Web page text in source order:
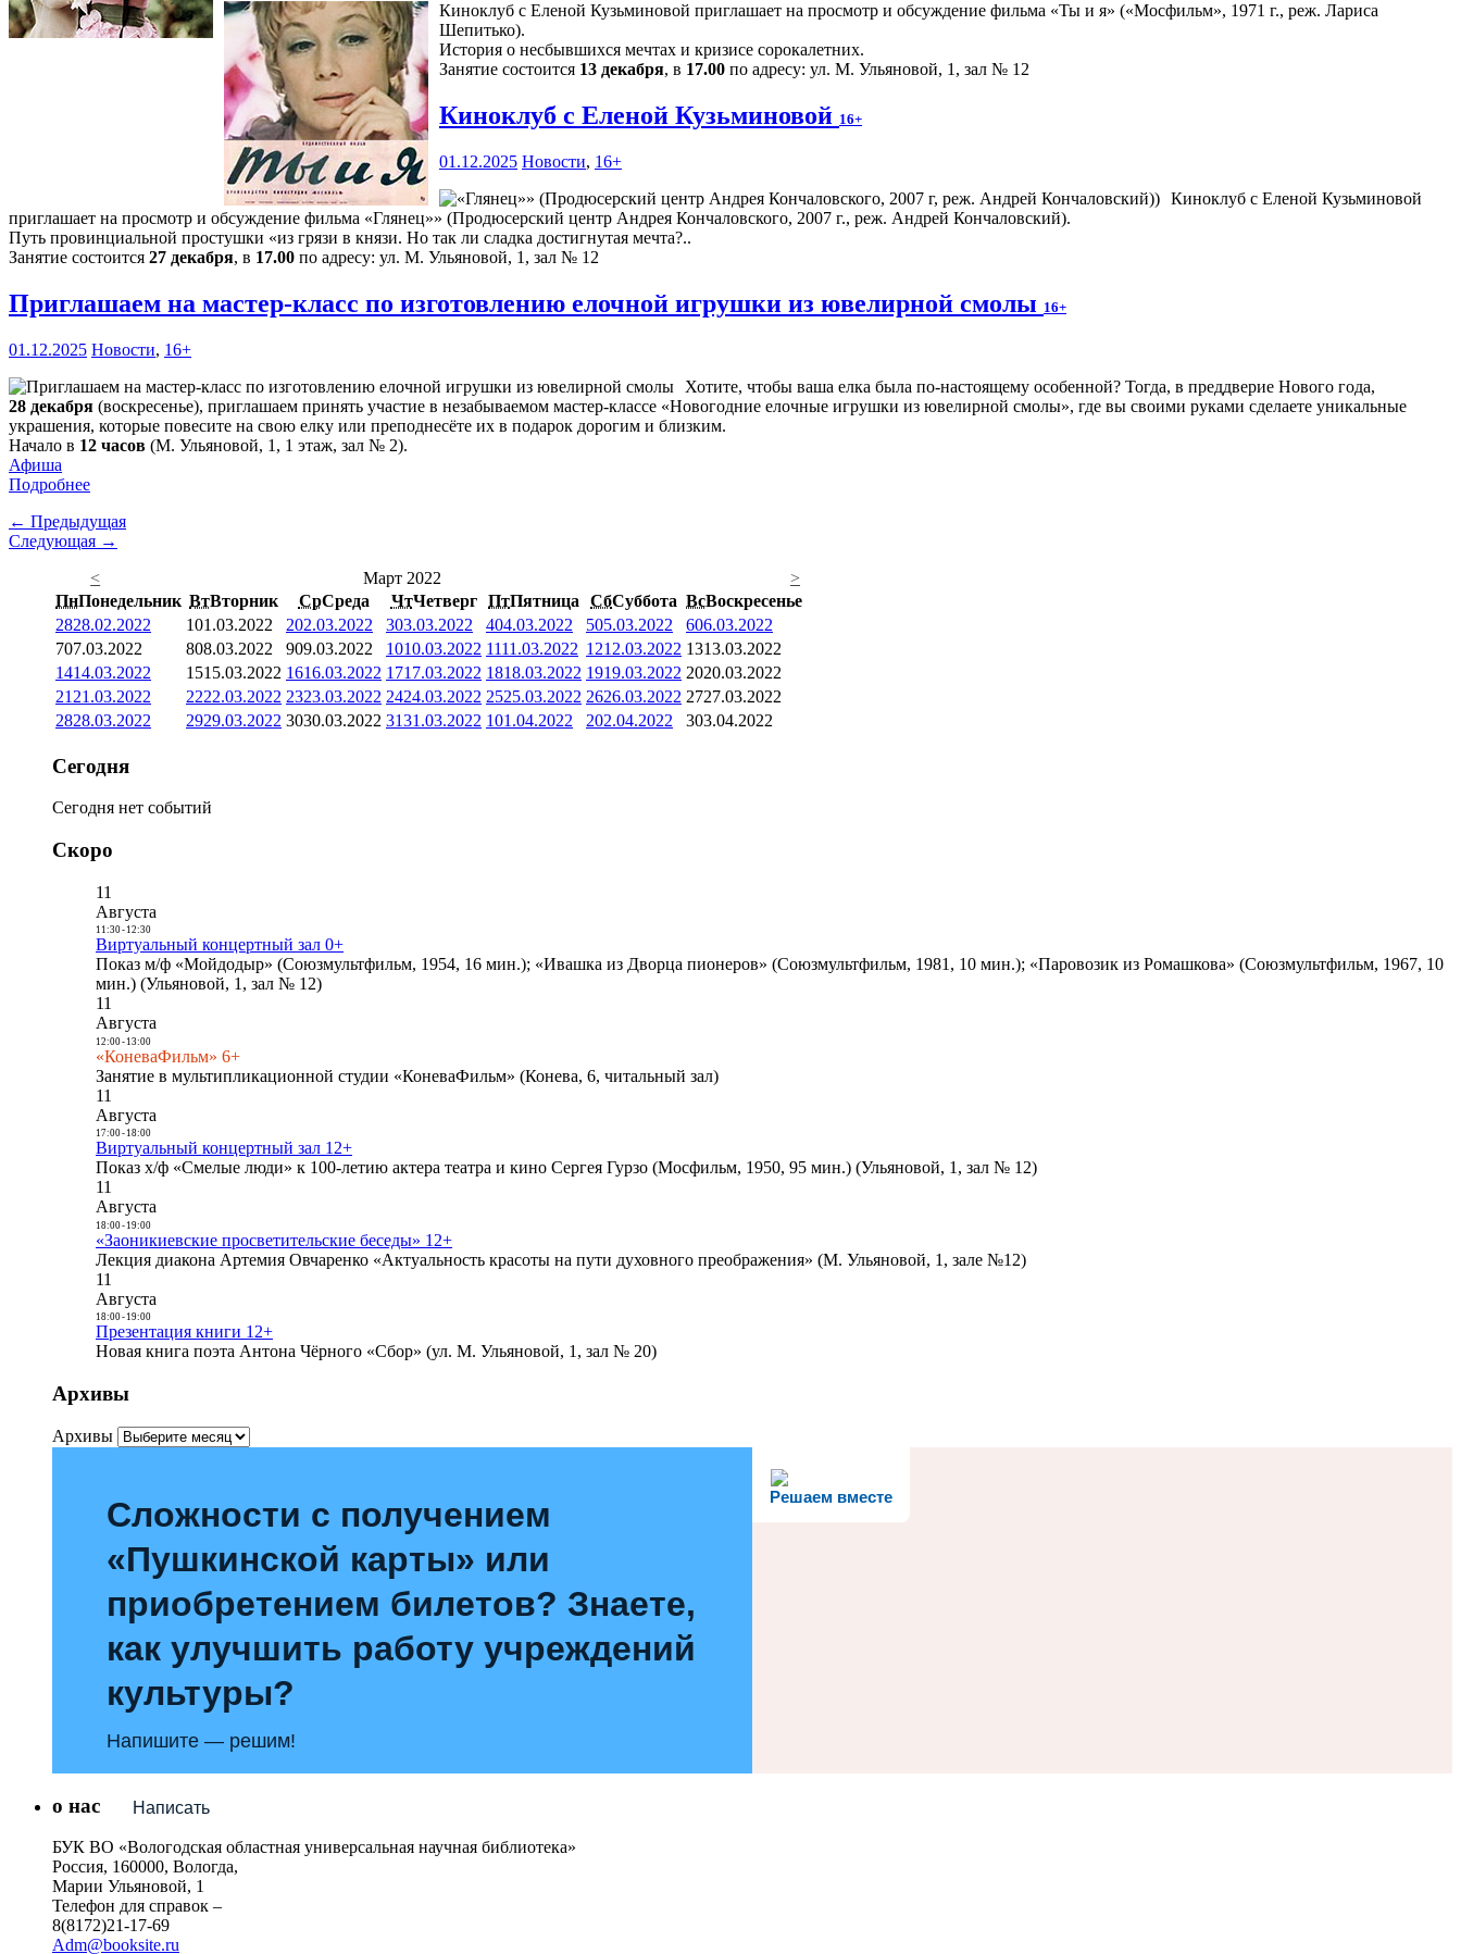
Киноклуб с Еленой Кузьминовой приглашает на просмотр и обсуждение фильма «Ты и я» («Мосфильм», 1971 г., реж. Лариса
Шепитько).
История о несбывшихся мечтах и кризисе сорокалетних.
Занятие состоится 13 декабря, в 17.00 по адресу: ул. М. Ульяновой, 1, зал № 12
Киноклуб с Еленой Кузьминовой 16+
01.12.2025 Новости, 16+
Киноклуб с Еленой Кузьминовой
приглашает на просмотр и обсуждение фильма «Глянец»» (Продюсерский центр Андрея Кончаловского, 2007 г., реж. Андрей Кончаловский).
Путь провинциальной простушки «из грязи в князи. Но так ли сладка достигнутая мечта?..
Занятие состоится 27 декабря, в 17.00 по адресу: ул. М. Ульяновой, 1, зал № 12
Приглашаем на мастер-класс по изготовлению елочной игрушки из ювелирной смолы 16+
01.12.2025 Новости, 16+
Хотите, чтобы ваша елка была по-настоящему особенной? Тогда, в преддверие Нового года,
28 декабря (воскресенье), приглашаем принять участие в незабываемом мастер-классе «Новогодние елочные игрушки из ювелирной смолы», где вы своими руками сделаете уникальные
украшения, которые повесите на свою елку или преподнесёте их в подарок дорогим и близким.
Начало в 12 часов (М. Ульяновой, 1, 1 этаж, зал № 2).
Афиша
Подробнее
← Предыдущая
Следующая →
<
Март 2022
>
ПнПонедельник ВтВторник СрСреда ЧтЧетверг ПтПятница СбСуббота ВсВоскресенье
2828.02.2022 101.03.2022 202.03.2022 303.03.2022 404.03.2022 505.03.2022 606.03.2022
707.03.2022 808.03.2022 909.03.2022 1010.03.2022 1111.03.2022 1212.03.2022 1313.03.2022
1414.03.2022 1515.03.2022 1616.03.2022 1717.03.2022 1818.03.2022 1919.03.2022 2020.03.2022
21 21.03.2022 2222.03.2022 2323.03.2022 2424.03.2022 2525.03.2022 2626.03.2022 2727.03.2022
2828.03.2022 2929.03.2022 3030.03.2022 3131.03.2022 101.04.2022 202.04.2022 303.04.2022
Сегодня
Сегодня нет событий
Скоро
11
Августа
11:30- 12:30
Виртуальный концертный зал 0+
Показ м/ф «Мойдодыр» (Союзмультфильм, 1954, 16 мин.); «Ивашка из Дворца пионеров» (Союзмультфильм, 1981, 10 мин.); «Паровозик из Ромашкова» (Союзмультфильм, 1967, 10
мин.) (Ульяновой, 1, зал № 12)
11
Августа
12:00- 13:00
«КоневаФильм» 6+
Занятие в мультипликационной студии «КоневаФильм» (Конева, 6, читальный зал)
11
Августа
17:00- 18:00
Виртуальный концертный зал 12+
Показ х/ф «Смелые люди» к 100-летию актера театра и кино Сергея Гурзо (Мосфильм, 1950, 95 мин.) (Ульяновой, 1, зал № 12)
11
Августа
18:00- 19:00
«Заоникиевские просветительские беседы» 12+
Лекция диакона Артемия Овчаренко «Актуальность красоты на пути духовного преображения» (М. Ульяновой, 1, зале №12)
11
Августа
18:00- 19:00
Презентация книги 12+
Новая книга поэта Антона Чёрного «Сбор» (ул. М. Ульяновой, 1, зал № 20)
Архивы
Архивы
Решаем вместе
Сложности с получением
«Пушкинской карты» или
приобретением билетов? Знаете,
как улучшить работу учреждений
культуры?
Напишите — решим!
Написать
о нас
БУК ВО «Вологодская областная универсальная научная библиотека»
Россия, 160000, Вологда,
Марии Ульяновой, 1
Телефон для справок –
8(8172)21-17-69
Adm@booksite.ru